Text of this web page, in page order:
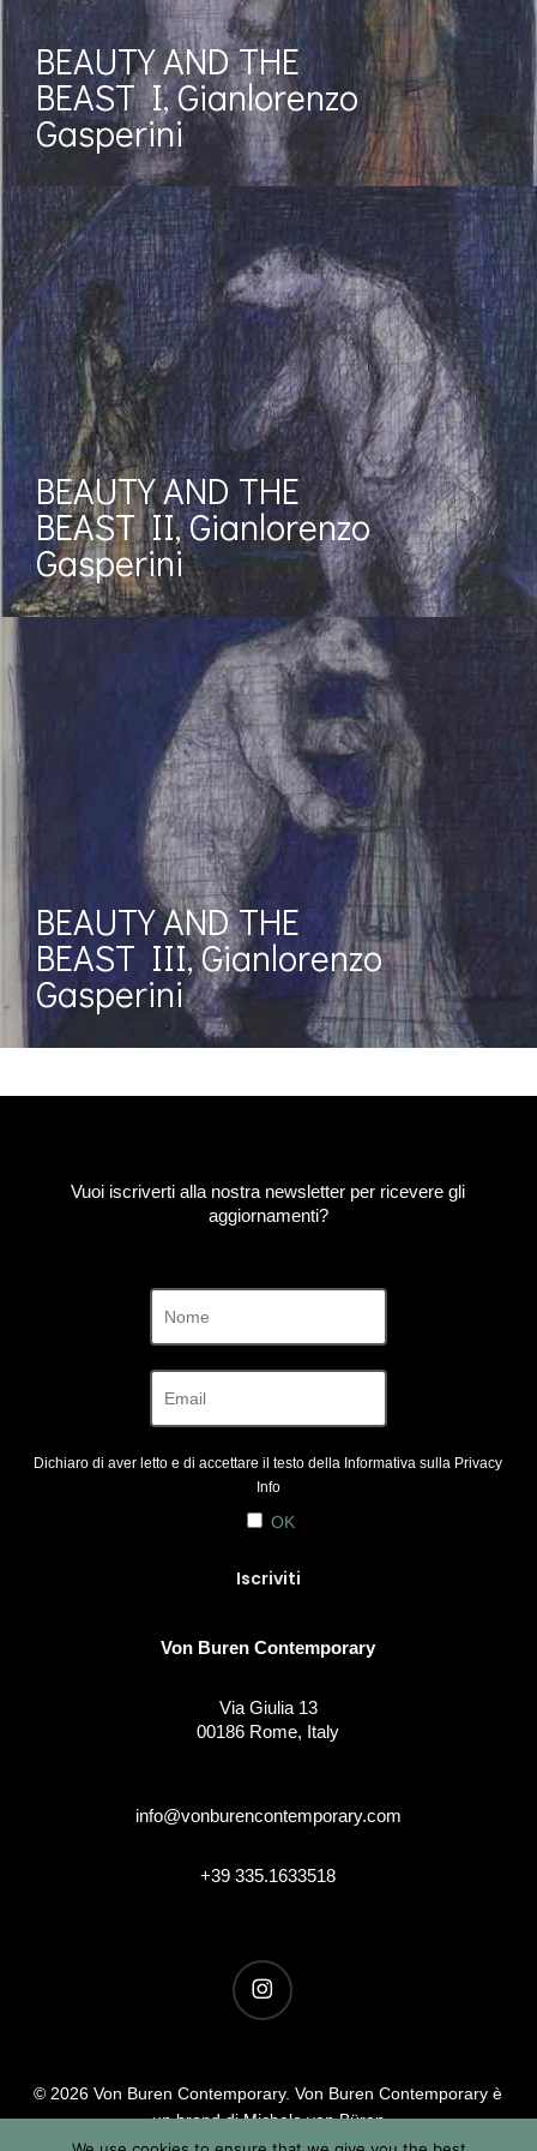
BEAUTY AND THE
BEAST I, Gianlorenzo
Gasperini
BEAUTY AND THE
BEAST II, Gianlorenzo
Gasperini
BEAUTY AND THE
BEAST III, Gianlorenzo
Gasperini
Vuoi iscriverti alla nostra newsletter per ricevere gli
aggiornamenti?
Dichiaro di aver letto e di accettare il testo della Informativa sulla Privacy
Info
OK
Von Buren Contemporary
Via Giulia 13
00186 Rome, Italy
info@vonburencontemporary.com
+39 335.1633518
instagram
© 2026 Von Buren Contemporary. Von Buren Contemporary è
un brand di Michele von Büren
Tutti i diritti riservati |Privacy & Cookie Info| Termini &